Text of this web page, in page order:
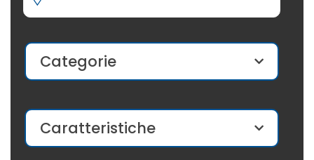
Categorie
Caratteristiche